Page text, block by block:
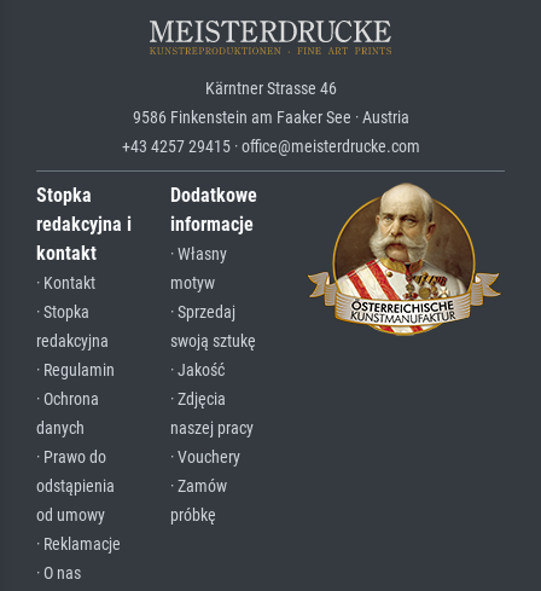
Kärntner Strasse 46
9586 Finkenstein am Faaker See · Austria
+43 4257 29415 · office@meisterdrucke.com
Stopka
redakcyjna i
kontakt
· Kontakt
· Stopka
redakcyjna
· Regulamin
· Ochrona
danych
· Prawo do
odstąpienia
od umowy
· Reklamacje
· O nas
Dodatkowe
informacje
· Własny
motyw
· Sprzedaj
swoją sztukę
· Jakość
· Zdjęcia
naszej pracy
· Vouchery
· Zamów
próbkę